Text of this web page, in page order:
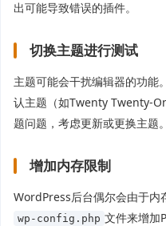
出可能导致错误的插件。
切换主题进行测试
主题可能会干扰编辑器的功能
认主题（如Twenty Twenty-
题问题，考虑更新或更换主题。
增加内存限制
WordPress后台偶尔会由于内
wp-config.php 文件来增加